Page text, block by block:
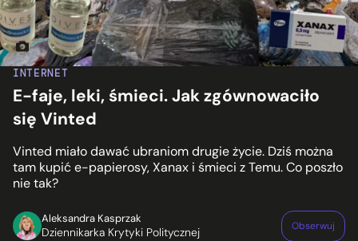
INTERNET
E-faje, leki, śmieci. Jak zgównowaciło
się Vinted
Vinted miało dawać ubraniom drugie życie. Dziś można
tam kupić e-papierosy, Xanax i śmieci z Temu. Co poszło
nie tak?
Aleksandra Kasprzak
Dziennikarka Krytyki Politycznej Obserwuj
Źródło: Vinted/Canva; Ed. KP